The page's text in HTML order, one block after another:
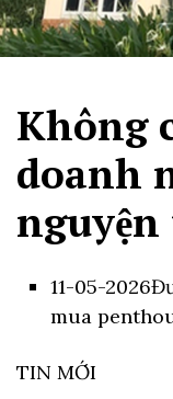
Không
doanh
11-05-2026
mua
TIN MỚI